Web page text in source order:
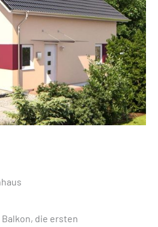
die ersten